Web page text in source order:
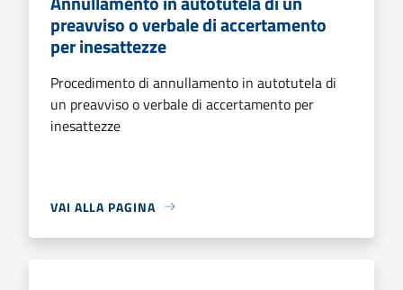
preavviso o verbale di accertamento
per inesattezze
Procedimento di annullamento in autotutela di
un preavviso o verbale di accertamento per
inesattezze
VAI ALLA PAGINA